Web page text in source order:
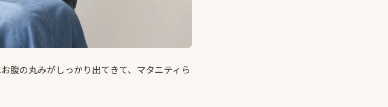
腹の丸みがしっかり出てきて、マタニティら